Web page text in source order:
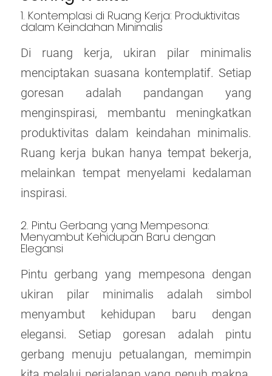
1. Kontemplasi di Ruang Kerja: Produktivitas
dalam Keindahan Minimalis
Di ruang kerja, ukiran pilar minimalis
menciptakan suasana kontemplatif. Setiap
goresan adalah pandangan yang
menginspirasi, membantu meningkatkan
produktivitas dalam keindahan minimalis.
Ruang kerja bukan hanya tempat bekerja,
melainkan tempat menyelami kedalaman
inspirasi.
2. Pintu Gerbang yang Mempesona:
Menyambut Kehidupan Baru dengan
Elegansi
Pintu gerbang yang mempesona dengan
ukiran pilar minimalis adalah simbol
menyambut kehidupan baru dengan
elegansi. Setiap goresan adalah pintu
gerbang menuju petualangan, memimpin